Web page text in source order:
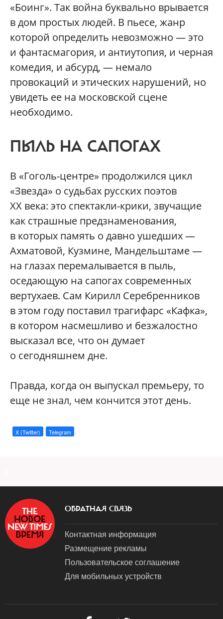
«Боинг». Так война буквально врывается
в дом простых людей. В пьесе, жанр
которой определить невозможно — это
и фантасмагория, и антиутопия, и черная
комедия, и абсурд, — немало
провокаций и этических нарушений, но
увидеть ее на московской сцене
необходимо.
ПЫЛЬ НА САПОГАХ
В «Гоголь-центре» продолжился цикл
«Звезда» о судьбах русских поэтов
XX века: это спектакли-крики, звучащие
как страшные предзнаменования,
в которых память о давно ушедших —
Ахматовой, Кузмине, Мандельштаме —
на глазах перемалывается в пыль,
оседающую на сапогах современных
вертухаев. Сам Кирилл Серебренников
в этом году поставил трагифарс «Кафка»,
в котором насмешливо и безжалостно
высказал все, что он думает
о сегодняшнем дне.
Правда, когда он выпускал премьеру, то
еще не знал, чем кончится этот день.
X (Twitter) Telegram
ОБРАТНАЯ СВЯЗЬ
Контактная информация
Размещение рекламы
Пользовательское соглашение
Для мобильных устройств